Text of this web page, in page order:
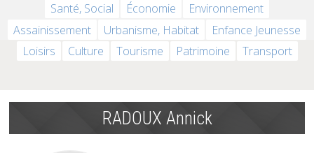
Santé, Social Économie
Environnement
Assainissement
Urbanisme, Habitat
Enfance Jeunesse
Loisirs
Culture Tourisme Patrimoine Transport
RADOUX Annick